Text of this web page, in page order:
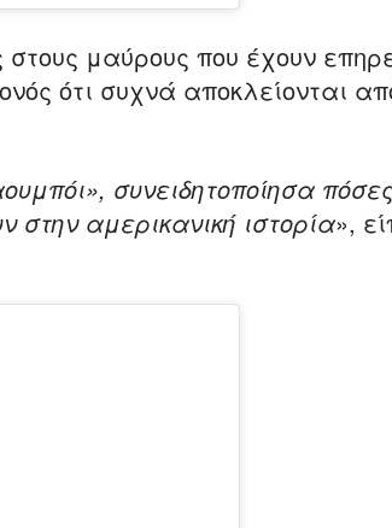
μαύρους που έχουν
ότι συχνά αποκλείονται
συνειδητοποίησα
στην αμερικανική ιστορία»,